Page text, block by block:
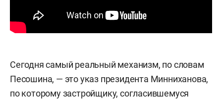
Сегодня самый реальный механизм, по словам
Песошина, — это указ президента Минниханова,
по которому застройщику, согласившемуся